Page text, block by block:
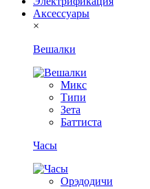
Аксессуары
×
Вешалки
Микс
Типи
Зета
Баттиста
Часы
Орэдодичи